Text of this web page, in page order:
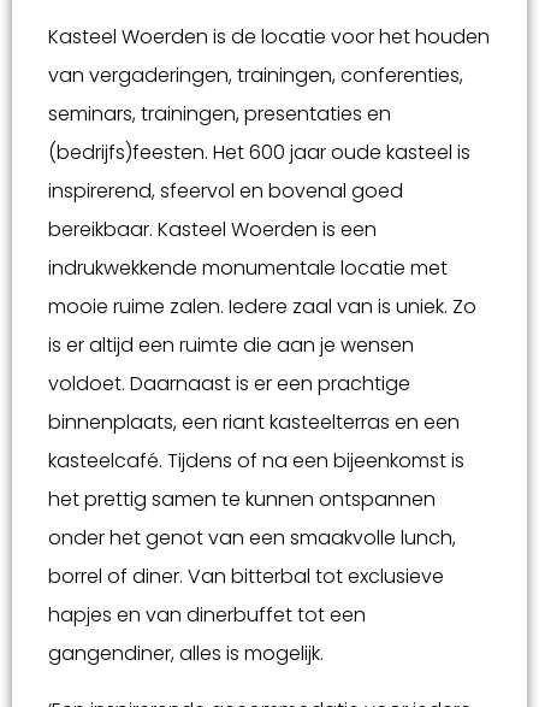
Kasteel Woerden is de locatie voor het houden
van vergaderingen, trainingen, conferenties,
seminars, trainingen, presentaties en
(bedrijfs)feesten. Het 600 jaar oude kasteel is
inspirerend, sfeervol en bovenal goed
bereikbaar. Kasteel Woerden is een
indrukwekkende monumentale locatie met
mooie ruime zalen. Iedere zaal van is uniek. Zo
is er altijd een ruimte die aan je wensen
voldoet. Daarnaast is er een prachtige
binnenplaats, een riant kasteelterras en een
kasteelcafé. Tijdens of na een bijeenkomst is
het prettig samen te kunnen ontspannen
onder het genot van een smaakvolle lunch,
borrel of diner. Van bitterbal tot exclusieve
hapjes en van dinerbuffet tot een
gangendiner, alles is mogelijk.